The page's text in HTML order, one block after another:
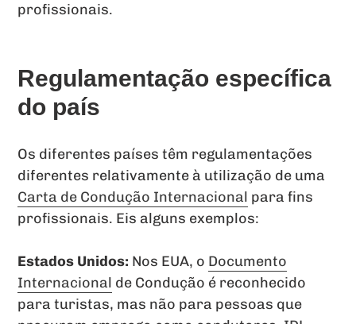
profissionais.
Regulamentação específica
do país
Os diferentes países têm regulamentações
diferentes relativamente à utilização de uma
Carta de Condução Internacional para fins
profissionais. Eis alguns exemplos:
Estados Unidos: Nos EUA, o Documento
Internacional de Condução é reconhecido
para turistas, mas não para pessoas que